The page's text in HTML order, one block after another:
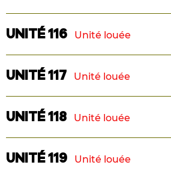
TÉLÉCHARGER LE
Superficie : 1044 pi2
TÉLÉCHARGER LE
2 chambres
Superficie : 1044 pi2
TÉLÉCHARGER LE
Maison de ville
2 chambres
Superficie : 1044 pi2
TÉLÉCHARGER LE
UNITÉ 116 Unité louée
Maison de ville
2 chambres
Superficie : 1266 pi2
UNITÉ 117 Unité louée
Maison de ville
2 chambres
UNITÉ 118 Unité louée
Maison de ville
UNITÉ 119 Unité louée